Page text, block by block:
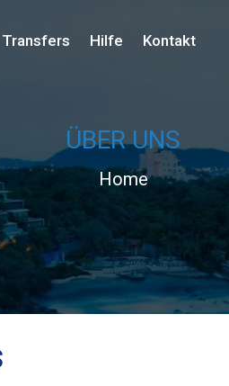
Transfers Hilfe Kontakt
ÜBER UNS
Home